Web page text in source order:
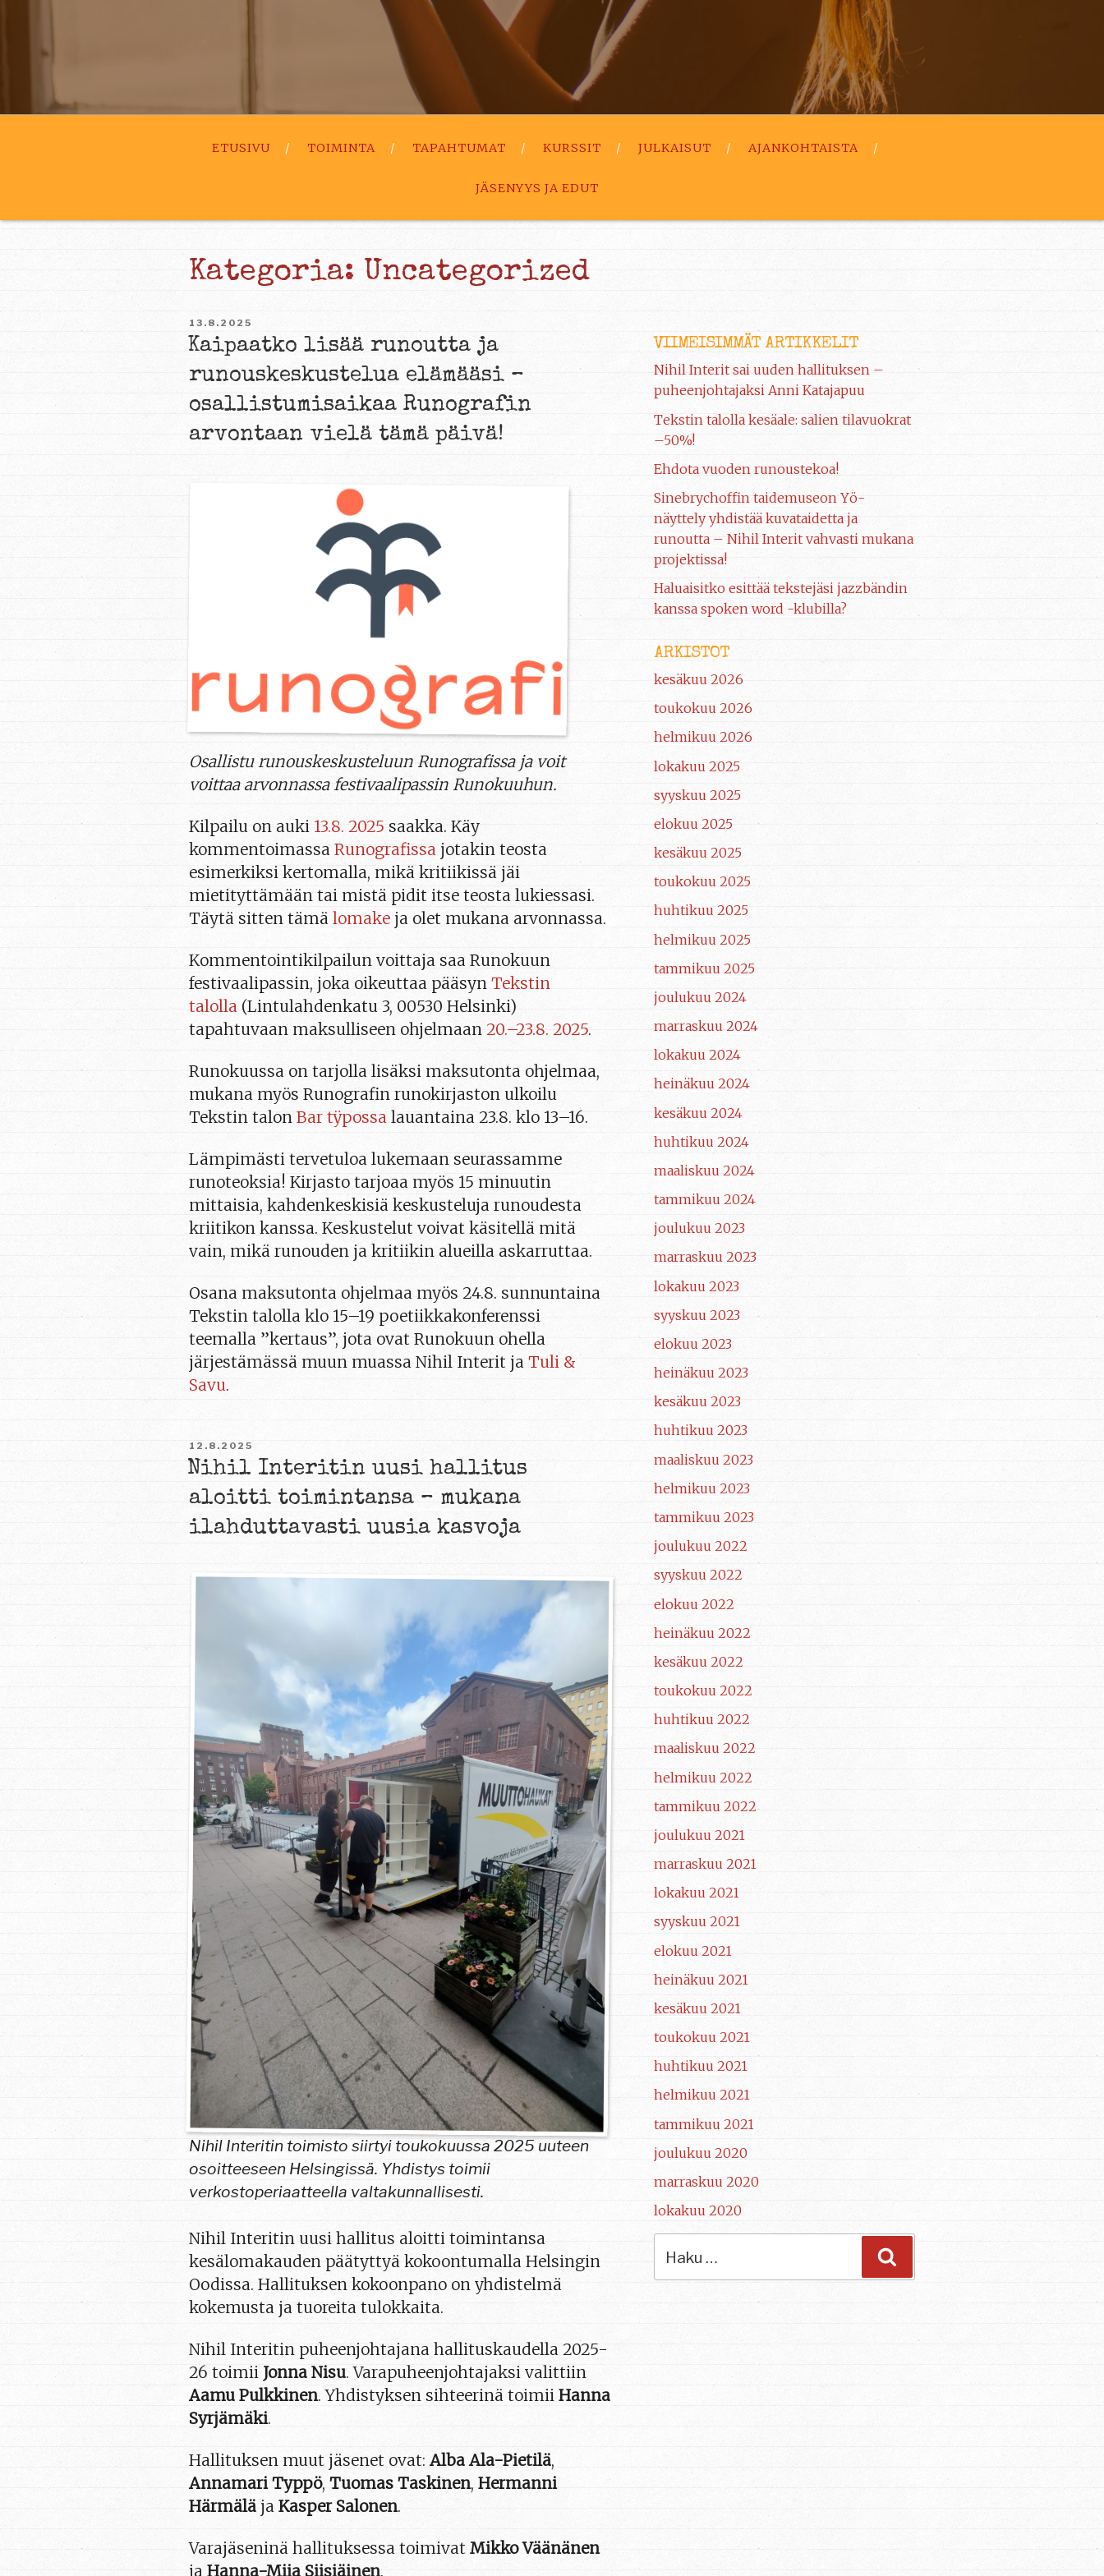
ETUSIVU TOIMINTA TAPAHTUMAT KURSSIT JULKAISUT AJANKOHTAISTA
JÄSENYYS JA EDUT
Kategoria: Uncategorized
JULKAISTU
13.8.2025
Kaipaatko lisää runoutta ja
runouskeskustelua elämääsi –
osallistumisaikaa Runografin
arvontaan vielä tämä päivä!
Osallistu runouskeskusteluun Runografissa ja voit
voittaa arvonnassa festivaalipassin Runokuuhun.
Kilpailu on auki 13.8. 2025 saakka. Käy
kommentoimassa Runografissajotakin teosta
esimerkiksi kertomalla, mikä kritiikissä jäi
mietityttämään tai mistä pidit itse teosta lukiessasi.
Täytä sitten tämä lomakeja olet mukana arvonnassa.
Kommentointikilpailun voittaja saa Runokuun
festivaalipassin, joka oikeuttaa pääsyn Tekstin
talolla(Lintulahdenkatu 3, 00530 Helsinki)
tapahtuvaan maksulliseen ohjelmaan 20.–23.8. 2025.
Runokuussa on tarjolla lisäksi maksutonta ohjelmaa,
mukana myös Runografin runokirjaston ulkoilu
Tekstin talon Bar tÿpossalauantaina 23.8. klo 13–16.
Lämpimästi tervetuloa lukemaan seurassamme
runoteoksia! Kirjasto tarjoaa myös 15 minuutin
mittaisia, kahdenkeskisiä keskusteluja runoudesta
kriitikon kanssa. Keskustelut voivat käsitellä mitä
vain, mikä runouden ja kritiikin alueilla askarruttaa.
Osana maksutonta ohjelmaa myös 24.8. sunnuntaina
Tekstin talolla klo 15–19 poetiikkakonferenssi
teemalla ”kertaus”, jota ovat Runokuun ohella
järjestämässä muun muassa Nihil Interit ja Tuli &
Savu.
JULKAISTU
12.8.2025
Nihil Interitin uusi hallitus
aloitti toimintansa – mukana
ilahduttavasti uusia kasvoja
Nihil Interitin toimisto siirtyi toukokuussa 2025 uuteen
osoitteeseen Helsingissä. Yhdistys toimii
verkostoperiaatteella valtakunnallisesti.
Nihil Interitin uusi hallitus aloitti toimintansa
kesälomakauden päätyttyä kokoontumalla Helsingin
Oodissa. Hallituksen kokoonpano on yhdistelmä
kokemusta ja tuoreita tulokkaita.
Nihil Interitin puheenjohtajana hallituskaudella 2025-
26 toimiiJonna Nisu. Varapuheenjohtajaksi valittiin
Aamu Pulkkinen. Yhdistyksen sihteerinä toimii Hanna
Syrjämäki.
Hallituksen muut jäsenet ovat:Alba Ala-Pietilä,
Annamari Typpö, Tuomas Taskinen, Hermanni
Härmäläja Kasper Salonen.
Varajäseninä hallituksessa toimivat Mikko Väänänen
ja Hanna-Miia Siisiäinen.
VIIMEISIMMÄT ARTIKKELIT
Nihil Interit sai uuden hallituksen –
puheenjohtajaksi Anni Katajapuu
Tekstin talolla kesäale: salien tilavuokrat
–50%!
Ehdota vuoden runoustekoa!
Sinebrychoffin taidemuseon Yö-
näyttely yhdistää kuvataidetta ja
runoutta – Nihil Interit vahvasti mukana
projektissa!
Haluaisitko esittää tekstejäsi jazzbändin
kanssa spoken word -klubilla?
ARKISTOT
kesäkuu 2026
toukokuu 2026
helmikuu 2026
lokakuu 2025
syyskuu 2025
elokuu 2025
kesäkuu 2025
toukokuu 2025
huhtikuu 2025
helmikuu 2025
tammikuu 2025
joulukuu 2024
marraskuu 2024
lokakuu 2024
heinäkuu 2024
kesäkuu 2024
huhtikuu 2024
maaliskuu 2024
tammikuu 2024
joulukuu 2023
marraskuu 2023
lokakuu 2023
syyskuu 2023
elokuu 2023
heinäkuu 2023
kesäkuu 2023
huhtikuu 2023
maaliskuu 2023
helmikuu 2023
tammikuu 2023
joulukuu 2022
syyskuu 2022
elokuu 2022
heinäkuu 2022
kesäkuu 2022
toukokuu 2022
huhtikuu 2022
maaliskuu 2022
helmikuu 2022
tammikuu 2022
joulukuu 2021
marraskuu 2021
lokakuu 2021
syyskuu 2021
elokuu 2021
heinäkuu 2021
kesäkuu 2021
toukokuu 2021
huhtikuu 2021
helmikuu 2021
tammikuu 2021
joulukuu 2020
marraskuu 2020
lokakuu 2020